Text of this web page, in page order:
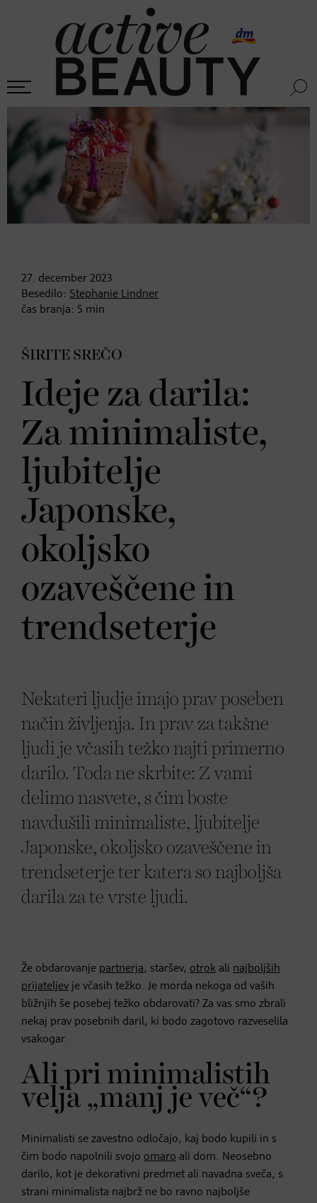
27. december 2023
Besedilo: Stephanie Lindner
čas branja: 5 min
ŠIRITE SREČO
Ideje za darila:
Za minimaliste,
ljubitelje
Japonske,
okoljsko
ozaveščene in
trendseterje
Nekateri ljudje imajo prav poseben
način življenja. In prav za takšne
ljudi je včasih težko najti primerno
darilo. Toda ne skrbite: Z vami
delimo nasvete, s čim boste
navdušili minimaliste, ljubitelje
Japonske, okoljsko ozaveščene in
trendseterje ter katera so najboljša
darila za te vrste ljudi.
Že obdarovanje partnerja, staršev, otrok ali najboljših
prijateljev je včasih težko. Je morda nekoga od vaših
bližnjih še posebej težko obdarovati? Za vas smo zbrali
nekaj prav posebnih daril, ki bodo zagotovo razveselila
vsakogar.
Ali pri minimalistih
velja „manj je več“?
Minimalisti se zavestno odločajo, kaj bodo kupili in s
čim bodo napolnili svojo omaro ali dom. Neosebno
darilo, kot je dekorativni predmet ali navadna sveča, s
strani minimalista najbrž ne bo ravno najboljše